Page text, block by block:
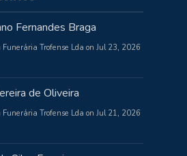
Fernandes Braga
Funerária Trofense Lda on Jul 23, 2026
de Oliveira
Funerária Trofense Lda on Jul 21, 2026